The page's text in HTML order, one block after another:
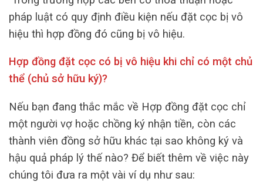
pháp luật có quy định điều kiện nếu đặt cọc bị vô
hiệu thì hợp đồng đó cũng bị vô hiệu.
Hợp đồng đặt cọc có bị vô hiệu khi chỉ có một chủ
thể (chủ sở hữu ký)?
Nếu bạn đang thắc mắc về Hợp đồng đặt cọc chỉ
một người vợ hoặc chồng ký nhận tiền, còn các
thành viên đồng sở hữu khác tại sao không ký và
hậu quả pháp lý thế nào? Để biết thêm về việc này
chúng tôi đưa ra một vài ví dụ như sau: